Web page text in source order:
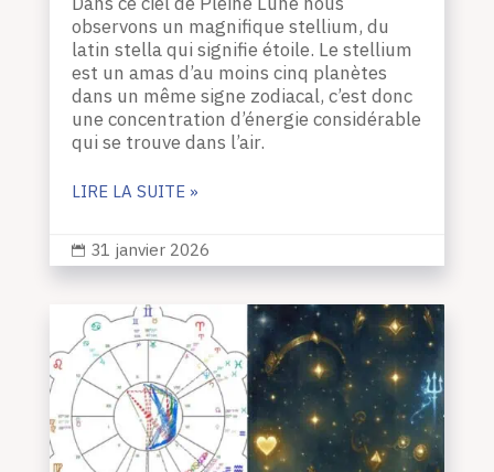
observons un magnifique stellium, du
latin stella qui signifie étoile. Le stellium
est un amas d’au moins cinq planètes
dans un même signe zodiacal, c’est donc
une concentration d’énergie considérable
qui se trouve dans l’air.
LIRE LA SUITE »
 31 janvier 2026